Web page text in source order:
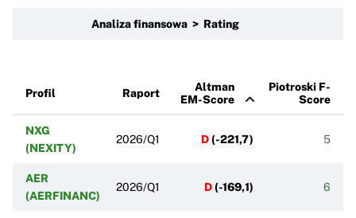
Analiza finansowa > Rating
Profil Raport
Altman
EM-Score
Piotroski F-
Score
NXG
(NEXITY)
2026/Q1 D(-221,7) 5
AER
(AERFINANC)
2026/Q1 D(-169,1) 6